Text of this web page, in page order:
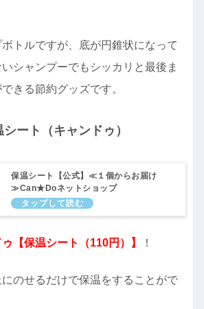
トルですが、底が円錐状になって
シャンプーでもシッカリと最後ま
きる節約グッズです。
ート（キャンドゥ）
保温シート【公式】≪１個からお届け
≫Can★Doネットショップ
【保温シート（110円）】 ！
のせるだけで保温をすることがで